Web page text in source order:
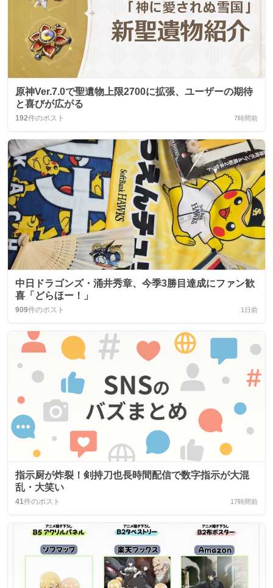
原神Ver.7.0で聖遺物上限2700に拡張、ユーザーの期待
と喜びが広がる
192件のポスト 7時間前
中日ドラゴンズ・涌井秀章、今季3勝目達成にファン歓
喜「どらほー！」
909件のポスト 1日前
指示厨が炸裂！剣持刀也長時間配信で数字指示が大混
乱・大笑い
41件のポスト 17時間前